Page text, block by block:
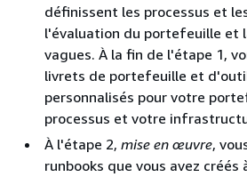
définissent les processus et
l'évaluation du portefeuille et
vagues. À la fin de l'étape 1,
livrets de portefeuille et
personnalisés pour votre
processus et votre
À l'étape 2, mise en œuvre,
runbooks que vous avez